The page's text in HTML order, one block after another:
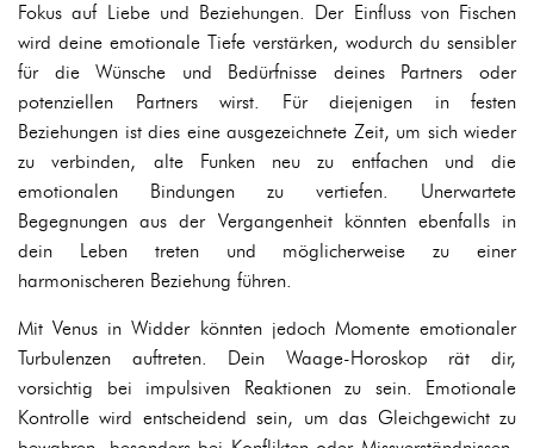
Fokus auf Liebe und Beziehungen. Der Einfluss von Fischen
wird deine emotionale Tiefe verstärken, wodurch du sensibler
für die Wünsche und Bedürfnisse deines Partners oder
potenziellen Partners wirst. Für diejenigen in festen
Beziehungen ist dies eine ausgezeichnete Zeit, um sich wieder
zu verbinden, alte Funken neu zu entfachen und die
emotionalen Bindungen zu vertiefen. Unerwartete
Begegnungen aus der Vergangenheit könnten ebenfalls in
dein Leben treten und möglicherweise zu einer
harmonischeren Beziehung führen.
Mit Venus in Widder könnten jedoch Momente emotionaler
Turbulenzen auftreten. Dein Waage-Horoskop rät dir,
vorsichtig bei impulsiven Reaktionen zu sein. Emotionale
Kontrolle wird entscheidend sein, um das Gleichgewicht zu